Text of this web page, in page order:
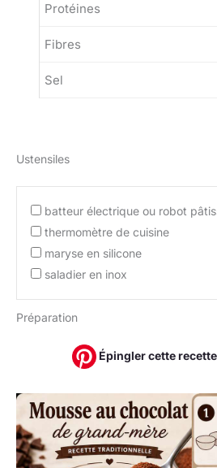
Protéines
Fibres
Sel
Ustensiles
batteur électrique ou robot
thermomètre de cuisine
maryse en silicone
saladier en inox
Préparation
Épingler cette